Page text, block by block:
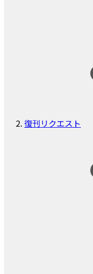
復刊リクエスト